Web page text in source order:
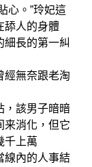
心。”玲妃這
舔人的身體
細長的第一糾
無奈跟老淘
該男子暗暗
来消化，但它
千上萬
內的人事結